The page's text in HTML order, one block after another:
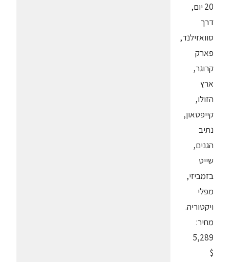
20 יום,
דרך
סוואזילנד,
פארק
קרוגר,
ארץ
הזולו,
קייפטאון,
נתיב
הגנים,
שייט
בזמביזי,
מפלי
ויקטוריה.
מחיר:
5,289
$